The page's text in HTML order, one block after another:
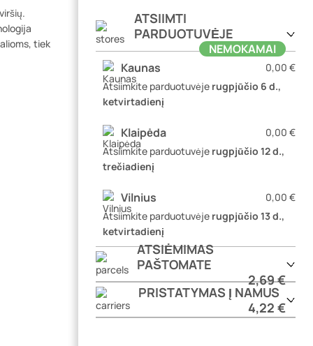
ATSIIMTI
PARDUOTUVĖJE
NEMOKAMAI
Kaunas
0,00 €
Atsiimkite parduotuvėje rugpjūčio 6 d.,
ketvirtadienį
Klaipėda
0,00 €
Atsiimkite parduotuvėje rugpjūčio 12 d.,
trečiadienį
Vilnius
0,00 €
Atsiimkite parduotuvėje rugpjūčio 13 d.,
ketvirtadienį
ATSIĖMIMAS
PAŠTOMATE
2,69 €
PRISTATYMAS Į NAMUS
4,22 €
tiek